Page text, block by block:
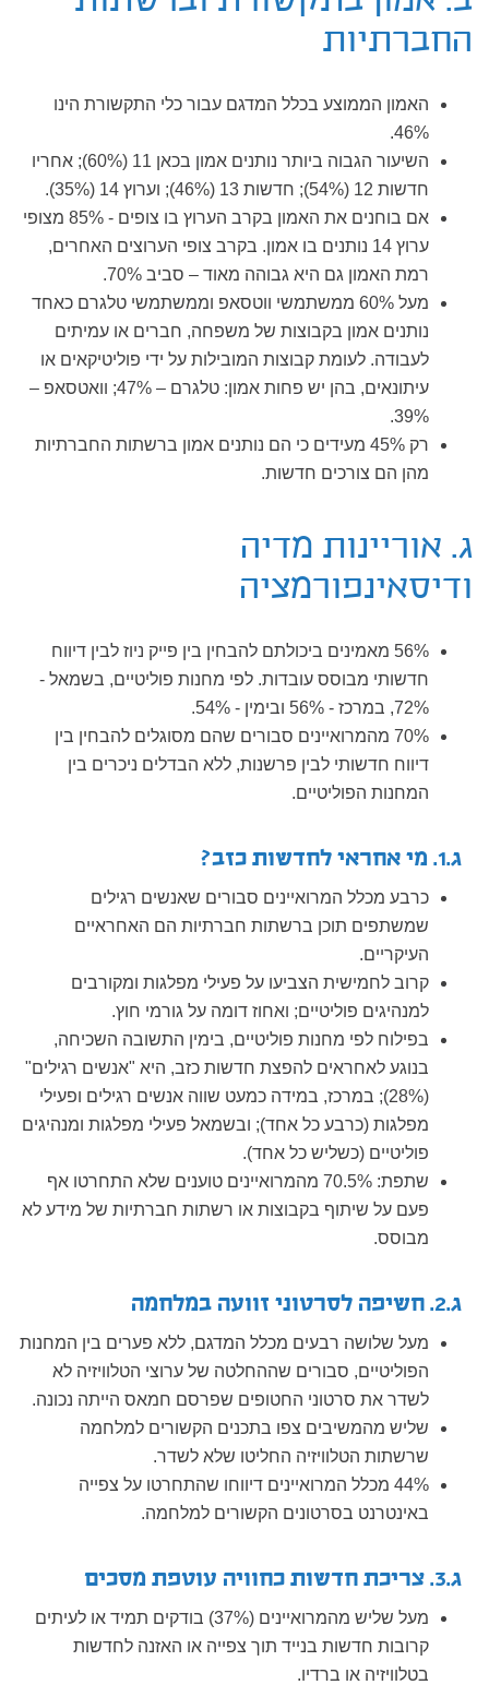
החברתיות
האמון הממוצע בכלל המדגם עבור כלי התקשורת הינו
46%.
השיעור הגבוה ביותר נותנים אמון בכאן 11 (60%); אחריו
חדשות 12 (54%); חדשות 13 (46%); וערוץ 14 (35%).
אם בוחנים את האמון בקרב הערוץ בו צופים - 85% מצופי
ערוץ 14 נותנים בו אמון. בקרב צופי הערוצים האחרים,
רמת האמון גם היא גבוהה מאוד – סביב 70%.
מעל 60% ממשתמשי ווטסאפ וממשתמשי טלגרם כאחד
נותנים אמון בקבוצות של משפחה, חברים או עמיתים
לעבודה. לעומת קבוצות המובילות על ידי פוליטיקאים או
עיתונאים, בהן יש פחות אמון: טלגרם – 47%; וואטסאפ –
39%.
רק 45% מעידים כי הם נותנים אמון ברשתות החברתיות
מהן הם צורכים חדשות.
ג. אוריינות מדיה
ודיסאינפורמציה
56% מאמינים ביכולתם להבחין בין פייק ניוז לבין דיווח
חדשותי מבוסס עובדות. לפי מחנות פוליטיים, בשמאל -
72%, במרכז - 56% ובימין - 54%.
70% מהמרואיינים סבורים שהם מסוגלים להבחין בין
דיווח חדשותי לבין פרשנות, ללא הבדלים ניכרים בין
המחנות הפוליטיים.
ג.1. מי אחראי לחדשות כזב?
כרבע מכלל המרואיינים סבורים שאנשים רגילים
שמשתפים תוכן ברשתות חברתיות הם האחראיים
העיקריים.
קרוב לחמישית הצביעו על פעילי מפלגות ומקורבים
למנהיגים פוליטיים; ואחוז דומה על גורמי חוץ.
בפילוח לפי מחנות פוליטיים, בימין התשובה השכיחה,
בנוגע לאחראים להפצת חדשות כזב, היא "אנשים רגילים"
(28%); במרכז, במידה כמעט שווה אנשים רגילים ופעילי
מפלגות (כרבע כל אחד); ובשמאל פעילי מפלגות ומנהיגים
פוליטיים (כשליש כל אחד).
שתפת: 70.5% מהמרואיינים טוענים שלא התחרטו אף
פעם על שיתוף בקבוצות או רשתות חברתיות של מידע לא
מבוסס.
ג.2. חשיפה לסרטוני זוועה במלחמה
מעל שלושה רבעים מכלל המדגם, ללא פערים בין המחנות
הפוליטיים, סבורים שההחלטה של ערוצי הטלוויזיה לא
לשדר את סרטוני החטופים שפרסם חמאס הייתה נכונה.
שליש מהמשיבים צפו בתכנים הקשורים למלחמה
שרשתות הטלוויזיה החליטו שלא לשדר.
44% מכלל המרואיינים דיווחו שהתחרטו על צפייה
באינטרנט בסרטונים הקשורים למלחמה.
ג.3. צריכת חדשות כחוויה עוטפת מסכים
מעל שליש מהמרואיינים (37%) בודקים תמיד או לעיתים
קרובות חדשות בנייד תוך צפייה או האזנה לחדשות
בטלוויזיה או ברדיו.